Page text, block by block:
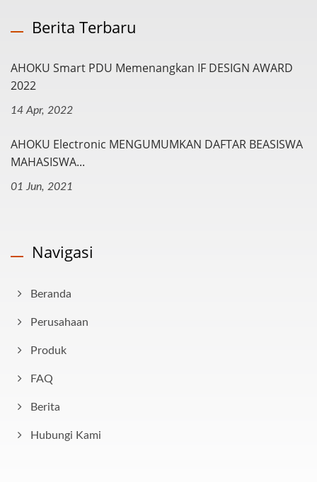
Berita Terbaru
AHOKU Smart PDU Memenangkan IF DESIGN AWARD
2022
14 Apr, 2022
AHOKU Electronic MENGUMUMKAN DAFTAR BEASISWA
MAHASISWA...
01 Jun, 2021
Navigasi
Beranda
Perusahaan
Produk
FAQ
Berita
Hubungi Kami